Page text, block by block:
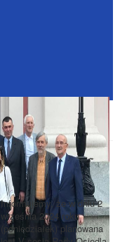
Informujemy, że w dniu 2
września 2024 roku
(poniedziałek) planowana